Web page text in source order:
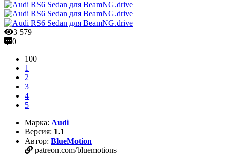
3 579
0
100
1
2
3
4
5
Марка: Audi
Версия: 1.1
Автор: BlueMotion
patreon.com/bluemotions